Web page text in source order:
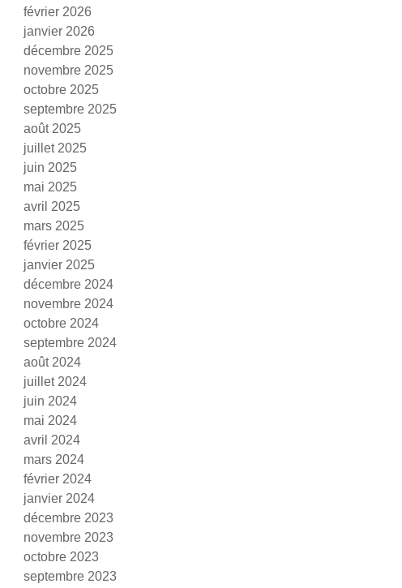
février 2026
janvier 2026
décembre 2025
novembre 2025
octobre 2025
septembre 2025
août 2025
juillet 2025
juin 2025
mai 2025
avril 2025
mars 2025
février 2025
janvier 2025
décembre 2024
novembre 2024
octobre 2024
septembre 2024
août 2024
juillet 2024
juin 2024
mai 2024
avril 2024
mars 2024
février 2024
janvier 2024
décembre 2023
novembre 2023
octobre 2023
septembre 2023